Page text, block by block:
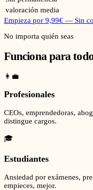
valoración media
Empieza por 9,99€ — Sin
No importa quién seas
Funciona para
👩‍💼
Profesionales
CEOs, emprendedoras,
distingue cargos.
🎓
Estudiantes
Ansiedad por exámenes,
empieces, mejor.